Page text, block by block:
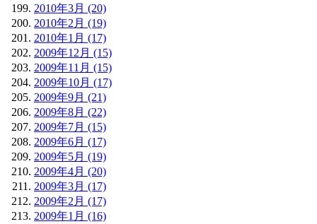
2010年3月 (20)
2010年2月 (19)
2010年1月 (17)
2009年12月 (15)
2009年11月 (15)
2009年10月 (17)
2009年9月 (21)
2009年8月 (22)
2009年7月 (15)
2009年6月 (17)
2009年5月 (19)
2009年4月 (20)
2009年3月 (17)
2009年2月 (17)
2009年1月 (16)